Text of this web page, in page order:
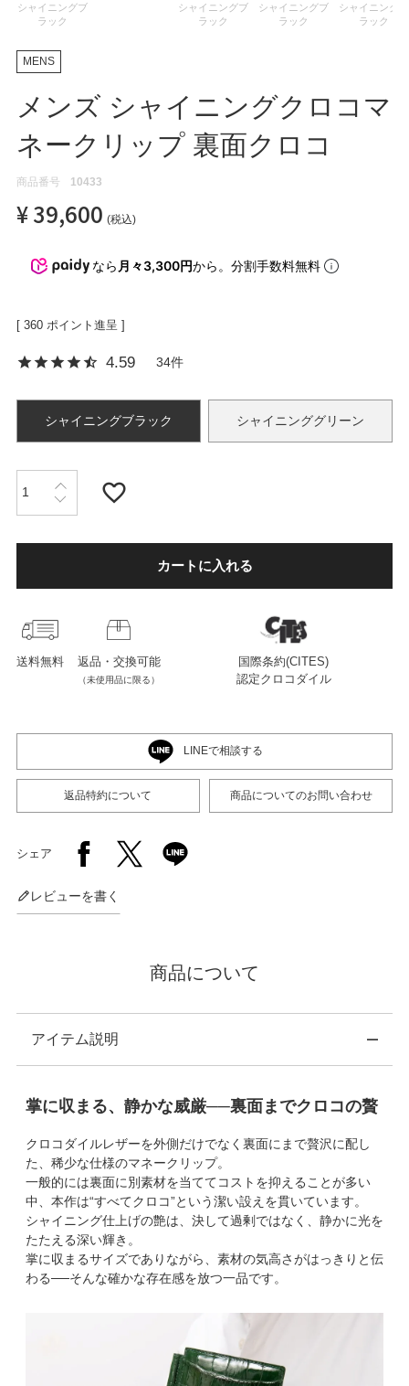
ディース
ランド
OUTLET
ンキング
舗紹介
人情報の取り扱い
問い合わせ
シャイニングブ
ラック
シャイニングブ
ラック
シャイニングブ
ラック
シャイニングブ
ラック
MENS
メンズ シャイニングクロコマ
ネークリップ 裏面クロコ
商品番号 10433
¥39,600 税込
なら 月々3,300円から。分割手数料無料
[ 360 ポイント進呈 ]
4.59 34
シャイニングブラック シャイニンググリーン
カートに入れる
送料無料 返品・交換可能
（未使用品に限る）
国際条約(CITES)
認定クロコダイル
LINEで相談する
返品特約について 商品についてのお問い合わせ
シェア
レビューを書く
商品について
アイテム説明
掌に収まる、静かな威厳──裏面までクロコの贅
クロコダイルレザーを外側だけでなく裏面にまで贅沢に配し
た、稀少な仕様のマネークリップ。
一般的には裏面に別素材を当ててコストを抑えることが多い
中、本作は“すべてクロコ”という潔い設えを貫いています。
シャイニング仕上げの艶は、決して過剰ではなく、静かに光を
たたえる深い輝き。
掌に収まるサイズでありながら、素材の気高さがはっきりと伝
わる──そんな確かな存在感を放つ一品です。